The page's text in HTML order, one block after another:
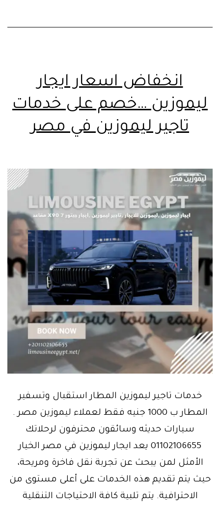
انخفاض اسعار ايجار
ليموزين …خصم على خدمات
تاجير ليموزين في مصر
خدمات تاجير ليموزين المطار استقبال وتسفير
المطار ب 1000 جنيه فقط لعملاء ليموزين مصر .
سيارات حديثه وسائقون محترفون لرحلاتك
01102106655 يعد ايجار ليموزين في مصر الخيار
الأمثل لمن يبحث عن تجربة نقل فاخرة ومريحة،
حيث يتم تقديم هذه الخدمات على أعلى مستوى من
الاحترافية. يتم تلبية كافة الاحتياجات التنقلية